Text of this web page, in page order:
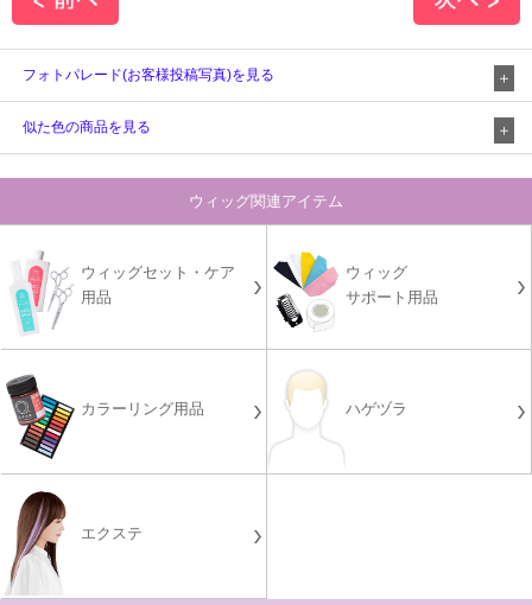
フォトパレード(お客様投稿写真)を見る
似た色の商品を見る
ウィッグ関連アイテム
ウィッグセット・ケア
用品
ウィッグ
サポート用品
カラーリング用品 ハゲヅラ
エクステ